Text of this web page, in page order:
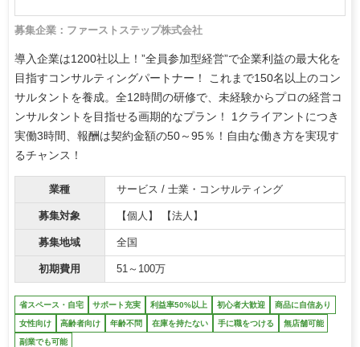
募集企業：ファーストステップ株式会社
導入企業は1200社以上！”全員参加型経営”で企業利益の最大化を
目指すコンサルティングパートナー！ これまで150名以上のコン
サルタントを養成。全12時間の研修で、未経験からプロの経営コ
ンサルタントを目指せる画期的なプラン！ 1クライアントにつき
実働3時間、報酬は契約金額の50～95％！自由な働き方を実現す
るチャンス！
業種 サービス / 士業・コンサルティング
募集対象 【個人】 【法人】
募集地域 全国
初期費用 51～100万
省スペース・自宅 サポート充実 利益率50%以上 初心者大歓迎 商品に自信あり
女性向け 高齢者向け 年齢不問 在庫を持たない 手に職をつける 無店舗可能
副業でも可能